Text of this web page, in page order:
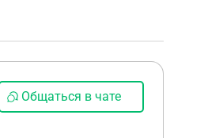
Общаться в чате